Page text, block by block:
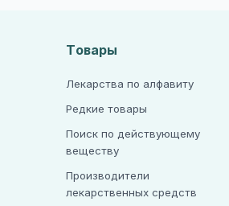
Товары
Лекарства по алфавиту
Редкие товары
Поиск по действующему
веществу
Производители
лекарственных средств